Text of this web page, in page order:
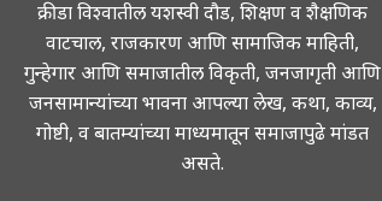
क्रीडा विश्वातील यशस्वी दौड, शिक्षण व शैक्षणिक
वाटचाल, राजकारण आणि सामाजिक माहिती,
गुन्हेगार आणि समाजातील विकृती, जनजागृती आणि
जनसामान्यांच्या भावना आपल्या लेख, कथा, काव्य,
गोष्टी, व बातम्यांच्या माध्यमातून समाजापुढे मांडत
असते.